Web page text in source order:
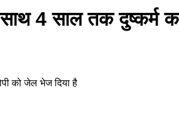
4 साल तक दुष्कर्म
को जेल भेज दिया है